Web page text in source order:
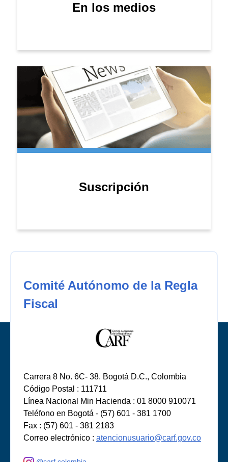
En los medios
Suscripción
Comité Autónomo de la Regla
Fiscal
Carrera 8 No. 6C- 38. Bogotá D.C., Colombia
Código Postal : 111711
Línea Nacional Min Hacienda : 01 8000 910071
Teléfono en Bogotá - (57) 601 - 381 1700
Fax : (57) 601 - 381 2183
Correo electrónico : atencionusuario@carf.gov.co